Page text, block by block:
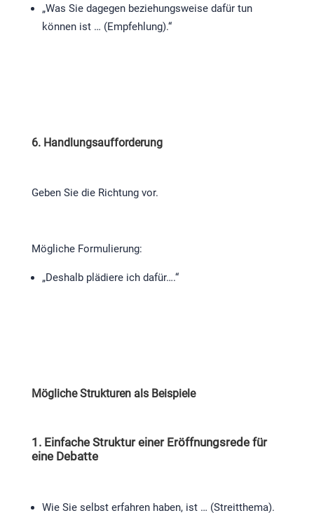
„Was Sie dagegen beziehungsweise dafür tun
können ist … (Empfehlung).“
6. Handlungsaufforderung
Geben Sie die Richtung vor.
Mögliche Formulierung:
„Deshalb plädiere ich dafür….“
Mögliche Strukturen als Beispiele
1. Einfache Struktur einer Eröffnungsrede für
eine Debatte
Wie Sie selbst erfahren haben, ist … (Streitthema).